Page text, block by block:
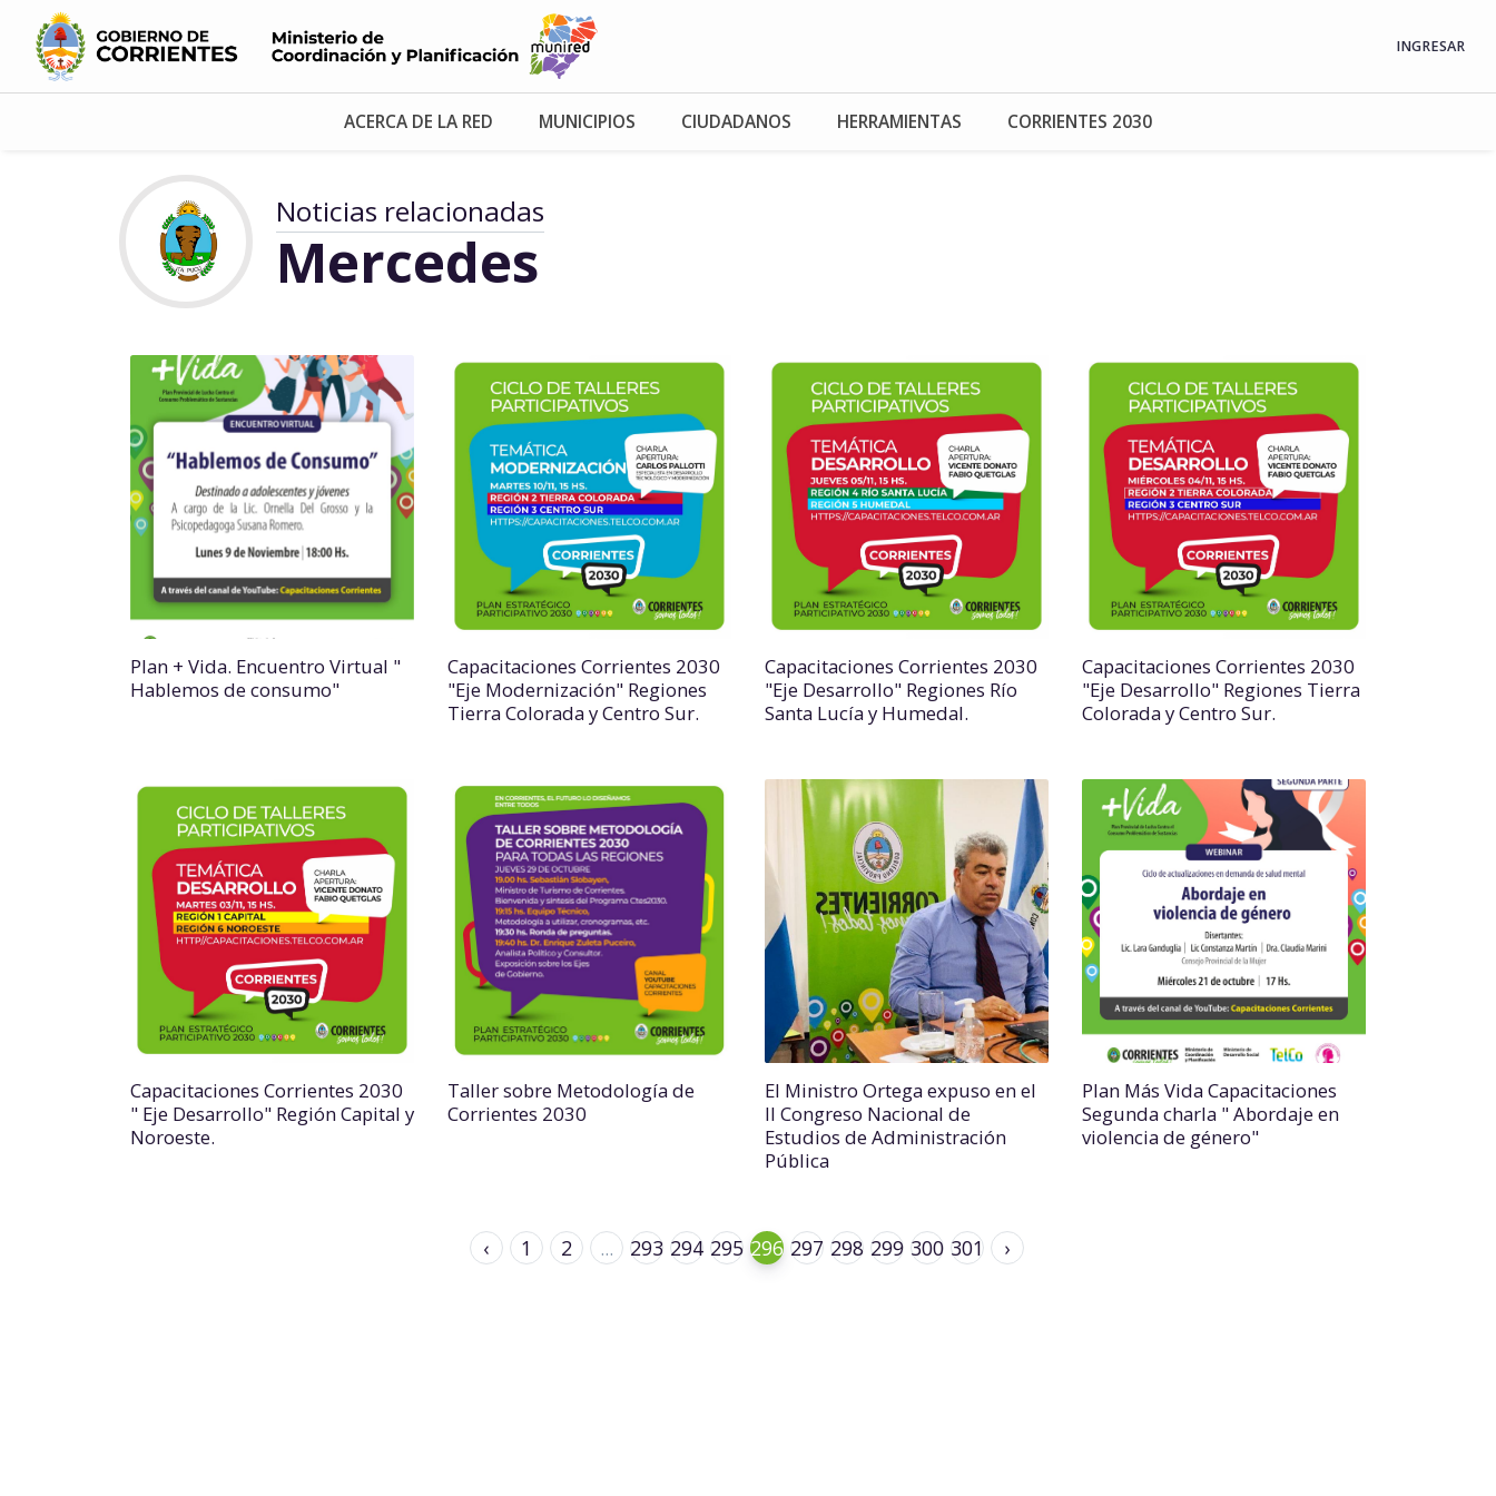
INGRESAR
ACERCA DE LA RED MUNICIPIOS CIUDADANOS HERRAMIENTAS CORRIENTES 2030
Noticias relacionadas
Mercedes
Plan + Vida. Encuentro Virtual "
Hablemos de consumo"
Capacitaciones Corrientes 2030
"Eje Modernización" Regiones
Tierra Colorada y Centro Sur.
Capacitaciones Corrientes 2030
"Eje Desarrollo" Regiones Río
Santa Lucía y Humedal.
Capacitaciones Corrientes 2030
"Eje Desarrollo" Regiones Tierra
Colorada y Centro Sur.
Capacitaciones Corrientes 2030
" Eje Desarrollo" Región Capital y
Noroeste.
Taller sobre Metodología de
Corrientes 2030
El Ministro Ortega expuso en el
II Congreso Nacional de
Estudios de Administración
Pública
Plan Más Vida Capacitaciones
Segunda charla " Abordaje en
violencia de género"
‹ 1 2 ... 293 294 295 296 297 298 299 300 301 ›